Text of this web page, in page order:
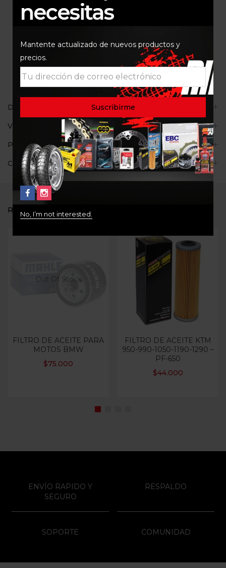
$28.000
Descripción
Valoraciones (0)
Políticas de la tienda
Consultas
RELATED PRODUCTS
Out Of Stock
FILTRO DE ACEITE PARA
MOTOS BMW
$75.000
FILTRO DE ACEITE KTM
950-990-1050-1190-1290 –
PF-650
$44.000
necesitas
Mantente actualizado de nuevos productos y
precios.
No, I’m not interested.
ENVÍO RAPIDO Y
SEGURO
RESPALDO
SOPORTE COMUNIDAD